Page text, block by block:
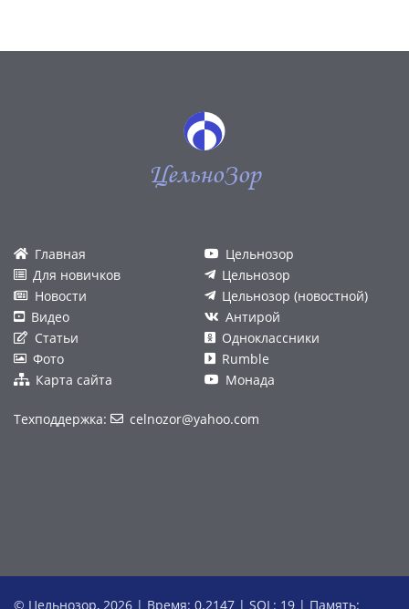
ЦельноЗор
Главная
Для новичков
Новости
Видео
Статьи
Фото
Карта сайта
Цельнозор
Цельнозор
Цельнозор (новостной)
Антирой
Одноклассники
Rumble
Монада
Техподдержка: celnozor@yahoo.com
© Цельнозор, 2026 | Время: 0.2147 | SQL: 19 | Память: